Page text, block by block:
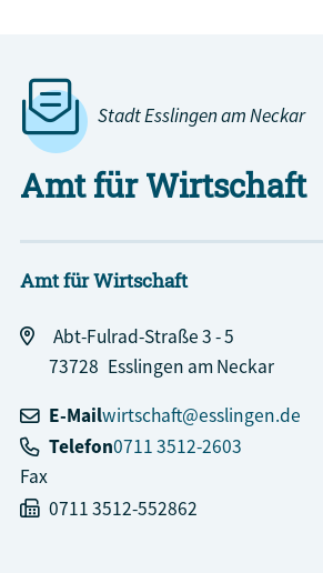
Stadt Esslingen am Neckar
Amt für Wirtschaft
Amt für Wirtschaft
Abt-Fulrad-Straße 3 - 5
73728 Esslingen am Neckar
E-Mailwirtschaft@esslingen.de
Telefon0711 3512-2603
Fax
0711 3512-552862